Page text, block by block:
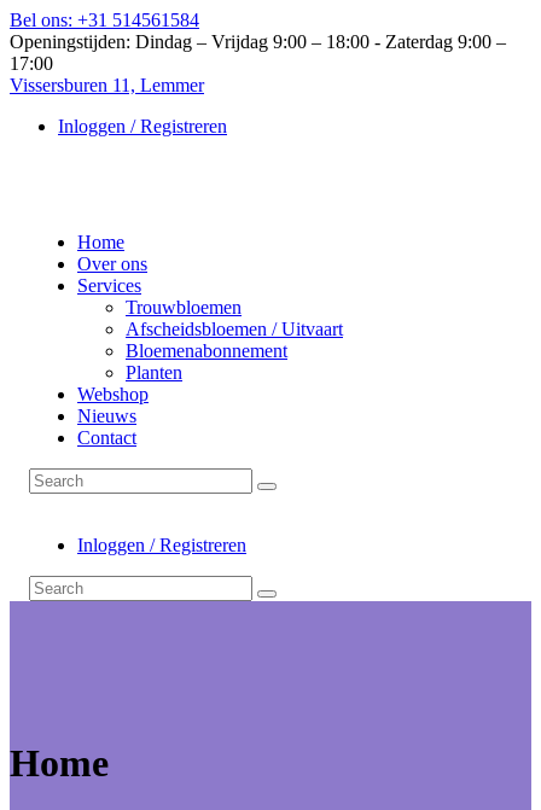
Bel ons: +31 514561584
Openingstijden: Dindag – Vrijdag 9:00 – 18:00 - Zaterdag 9:00 –
17:00
Vissersburen 11, Lemmer
Inloggen / Registreren
Home
Over ons
Services
Trouwbloemen
Afscheidsbloemen / Uitvaart
Bloemenabonnement
Planten
Webshop
Nieuws
Contact
Inloggen / Registreren
Home